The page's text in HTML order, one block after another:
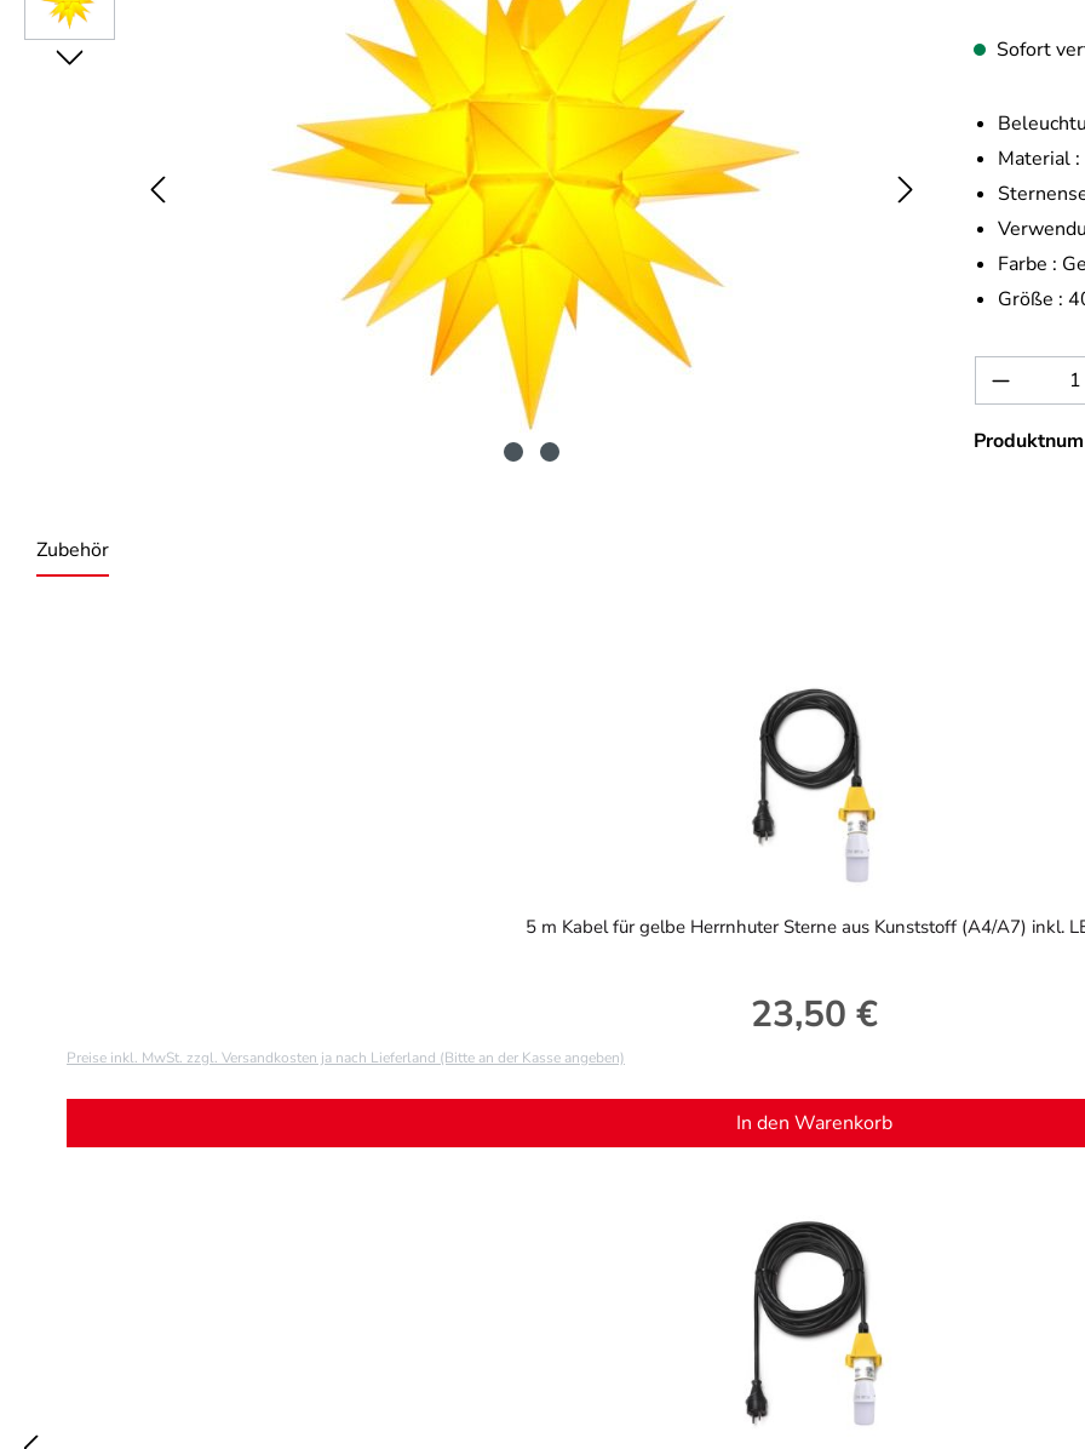
Sofort
Material :
Farbe :
Größe :
Zubehör
5 m Kabel für gelbe Herrnhuter Sterne aus Kunststoff (A4/A7) inkl.
Regulärer Preis:
23,50 €
Preise inkl. MwSt. zzgl. Versandkosten ja nach Lieferland (Bitte an der Kasse angeben)
In den Warenkorb